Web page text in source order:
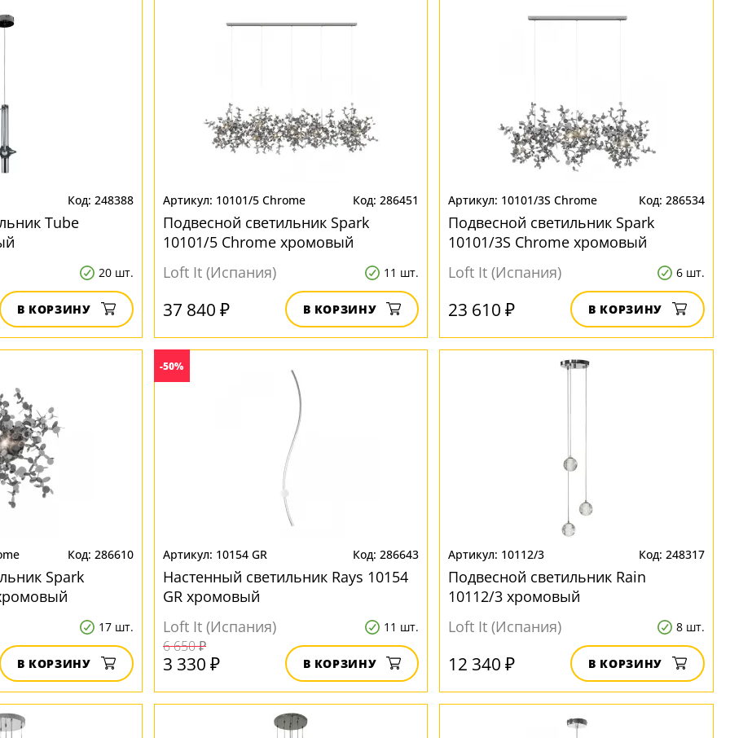
248388
Tube
20 шт.
В КОРЗИНУ
10101/5 Chrome 286451
Подвесной светильник Spark
10101/5 Chrome хромовый
Loft It (Испания)
11 шт.
37 840 ₽ В КОРЗИНУ
10101/3S Chrome 286534
Подвесной светильник Spark
10101/3S Chrome хромовый
Loft It (Испания)
6 шт.
23 610 ₽ В КОРЗИНУ
286610
Spark
17 шт.
В КОРЗИНУ
-50%
10154 GR 286643
Настенный светильник Rays 10154
GR хромовый
Loft It (Испания)
11 шт.
6 650 ₽
3 330 ₽ В КОРЗИНУ
10112/3 248317
Подвесной светильник Rain
10112/3 хромовый
Loft It (Испания)
8 шт.
12 340 ₽ В КОРЗИНУ